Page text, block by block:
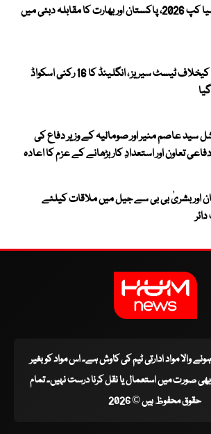
ویمنز ایشیا کپ 2026، پاکستان اور بھارت کا مقابلہ دبئی میں
پاکستان کیخلاف ٹیسٹ سیریز ، انگلینڈ کا 16 رکنی اسکواڈ
سید عاصم منیر اور صومالیہ کے وزیر دفاع کی
تعاون اور استعدادِ کار بڑھانے کے عزم کا اعادہ
اور بشریٰ بی بی سے جیل میں ملاقات کیلئے
ہونے والا مواد ادارتی ٹیم کی کاوش ہے۔ اس مواد کو بغیر
صورت میں استعمال یا نقل کرنا درست نہیں۔ تمام
حقوق محفوظ ہیں © 2026